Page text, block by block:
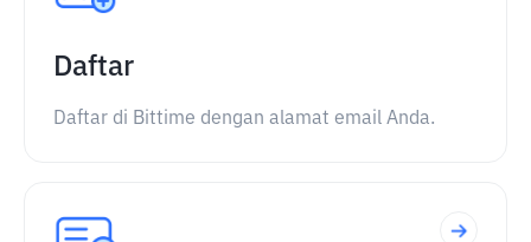
Daftar
Daftar di Bittime dengan alamat email Anda.